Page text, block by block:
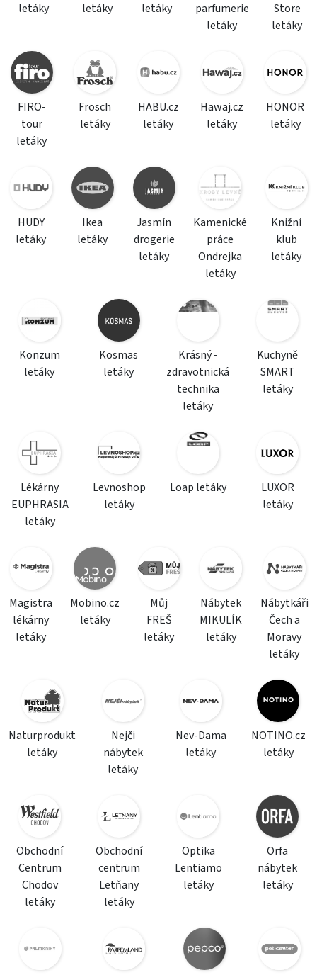
letáky
letáky
letáky
parfumerie
letáky
Store
letáky
FIRO-
tour
letáky
Frosch
letáky
HABU.cz
letáky
Hawaj.cz
letáky
HONOR
letáky
HUDY
letáky
Ikea
letáky
Jasmín
drogerie
letáky
Kamenické
práce
Ondrejka
letáky
Knižní
klub
letáky
Konzum
letáky
Kosmas
letáky
Krásný -
zdravotnická
technika
letáky
Kuchyně
SMART
letáky
Lékárny
EUPHRASIA
letáky
Levnoshop
letáky
Loap letáky
LUXOR
letáky
Magistra
lékárny
letáky
Mobino.cz
letáky
Můj
FREŠ
letáky
Nábytek
MIKULÍK
letáky
Nábytkáři
Čech a
Moravy
letáky
Naturprodukt
letáky
Nejči
nábytek
letáky
Nev-Dama
letáky
NOTINO.cz
letáky
Obchodní
Centrum
Chodov
letáky
Obchodní
centrum
Letňany
letáky
Optika
Lentiamo
letáky
Orfa
nábytek
letáky